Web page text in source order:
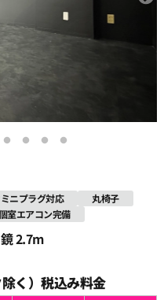
ニプラグ対応
丸椅子
室エアコン完備
鏡 2.7m
く）税込み料金